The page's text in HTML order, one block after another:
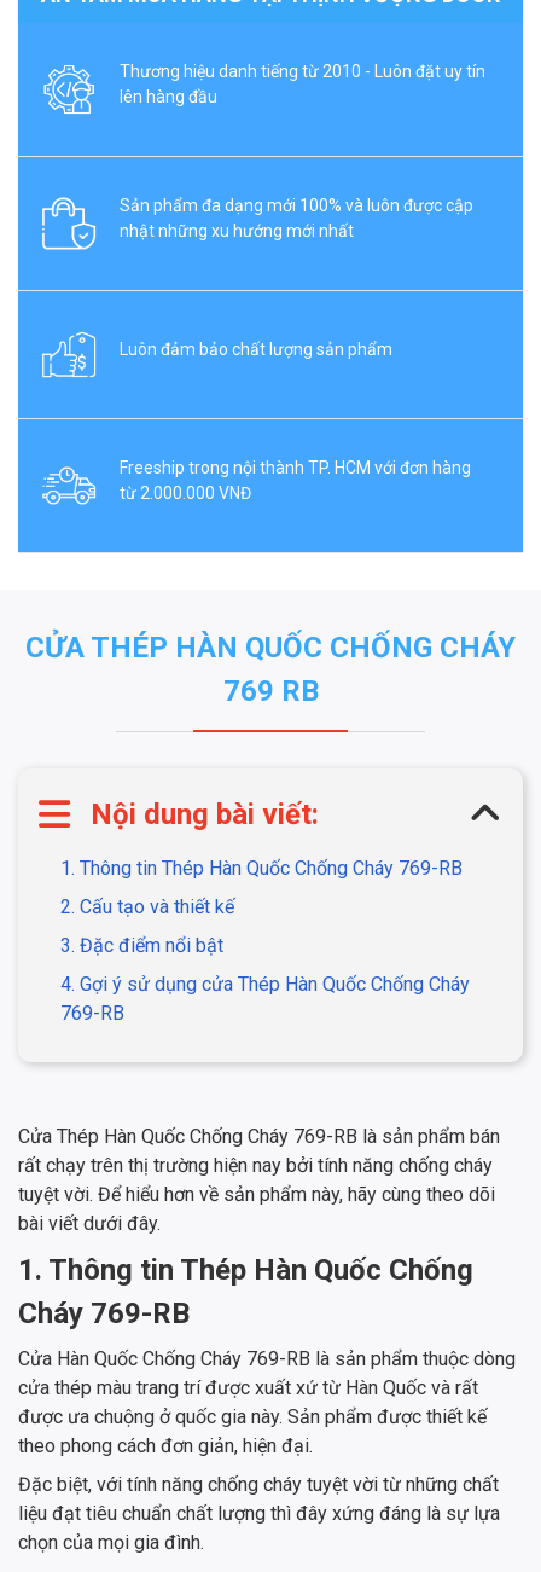
Thương hiệu danh tiếng từ 2010 - Luôn đặt uy tín
lên hàng đầu
Sản phẩm đa dạng mới 100% và luôn được cập
nhật những xu hướng mới nhất
Luôn đảm bảo chất lượng sản phẩm
Freeship trong nội thành TP. HCM với đơn hàng
từ 2.000.000 VNĐ
CỬA THÉP HÀN QUỐC CHỐNG CHÁY
769 RB
Nội dung bài viết:
1. Thông tin Thép Hàn Quốc Chống Cháy 769-RB
2. Cấu tạo và thiết kế
3. Đặc điểm nổi bật
4. Gợi ý sử dụng cửa Thép Hàn Quốc Chống Cháy
769-RB
Cửa Thép Hàn Quốc Chống Cháy 769-RB là sản phẩm bán
rất chạy trên thị trường hiện nay bởi tính năng chống cháy
tuyệt vời. Để hiểu hơn về sản phẩm này, hãy cùng theo dõi
bài viết dưới đây.
1. Thông tin Thép Hàn Quốc Chống
Cháy 769-RB
Cửa Hàn Quốc Chống Cháy 769-RB là sản phẩm thuộc dòng
cửa thép màu trang trí được xuất xứ từ Hàn Quốc và rất
được ưa chuộng ở quốc gia này. Sản phẩm được thiết kế
theo phong cách đơn giản, hiện đại.
Đặc biệt, với tính năng chống cháy tuyệt vời từ những chất
liệu đạt tiêu chuẩn chất lượng thì đây xứng đáng là sự lựa
chọn của mọi gia đình.